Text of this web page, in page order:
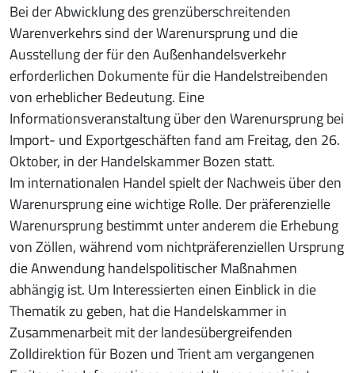
Bei der Abwicklung des grenzüberschreitenden
Warenverkehrs sind der Warenursprung und die
Ausstellung der für den Außenhandelsverkehr
erforderlichen Dokumente für die Handelstreibenden
von erheblicher Bedeutung. Eine
Informationsveranstaltung über den Warenursprung bei
Import- und Exportgeschäften fand am Freitag, den 26.
Oktober, in der Handelskammer Bozen statt.
Im internationalen Handel spielt der Nachweis über den
Warenursprung eine wichtige Rolle. Der präferenzielle
Warenursprung bestimmt unter anderem die Erhebung
von Zöllen, während vom nichtpräferenziellen Ursprung
die Anwendung handelspolitischer Maßnahmen
abhängig ist. Um Interessierten einen Einblick in die
Thematik zu geben, hat die Handelskammer in
Zusammenarbeit mit der landesübergreifenden
Zolldirektion für Bozen und Trient am vergangenen